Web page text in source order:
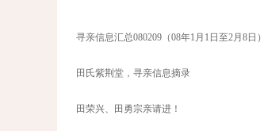
寻亲信息汇总080209（08年1月1日至2月8日）
田氏紫荆堂，寻亲信息摘录
田荣兴、田勇宗亲请进！